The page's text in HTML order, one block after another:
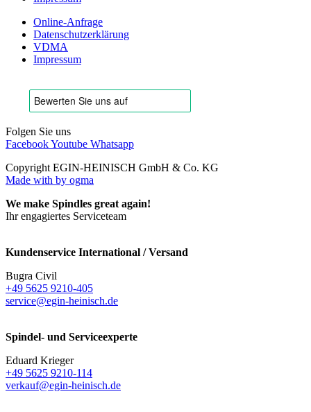
Online-Anfrage
Datenschutzerklärung
VDMA
Impressum
Folgen Sie uns
FacebookYoutube Whatsapp
Copyright EGIN-HEINISCH GmbH & Co. KG
Made with by ogma
We make Spindles great again!
Ihr engagiertes Serviceteam
Kundenservice International / Versand
Bugra Civil
+49 5625 9210-405
service@egin-heinisch.de
Spindel- und Serviceexperte
Eduard Krieger
+49 5625 9210-114
verkauf@egin-heinisch.de